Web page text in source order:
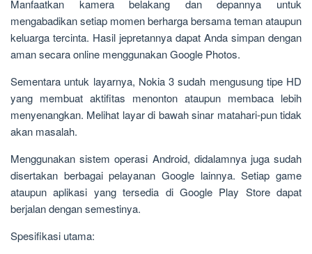
Manfaatkan kamera belakang dan depannya untuk
mengabadikan setiap momen berharga bersama teman ataupun
keluarga tercinta. Hasil jepretannya dapat Anda simpan dengan
aman secara online menggunakan Google Photos.
Sementara untuk layarnya, Nokia 3 sudah mengusung tipe HD
yang membuat aktifitas menonton ataupun membaca lebih
menyenangkan. Melihat layar di bawah sinar matahari-pun tidak
akan masalah.
Menggunakan sistem operasi Android, didalamnya juga sudah
disertakan berbagai pelayanan Google lainnya. Setiap game
ataupun aplikasi yang tersedia di Google Play Store dapat
berjalan dengan semestinya.
Spesifikasi utama: